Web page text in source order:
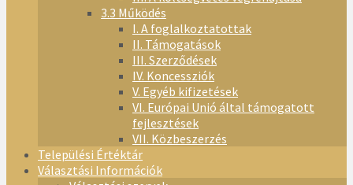
3.3 Működés
I. A foglalkoztatottak
II. Támogatások
III. Szerződések
IV. Koncessziók
V. Egyéb kifizetések
VI. Európai Unió által támogatott
fejlesztések
VII. Közbeszerzés
Települési Értéktár
Választási Információk